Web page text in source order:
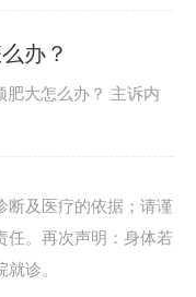
办？
肥大怎么办？ 主诉内
断及医疗的依据；请谨
任。再次声明：身体若
诊。